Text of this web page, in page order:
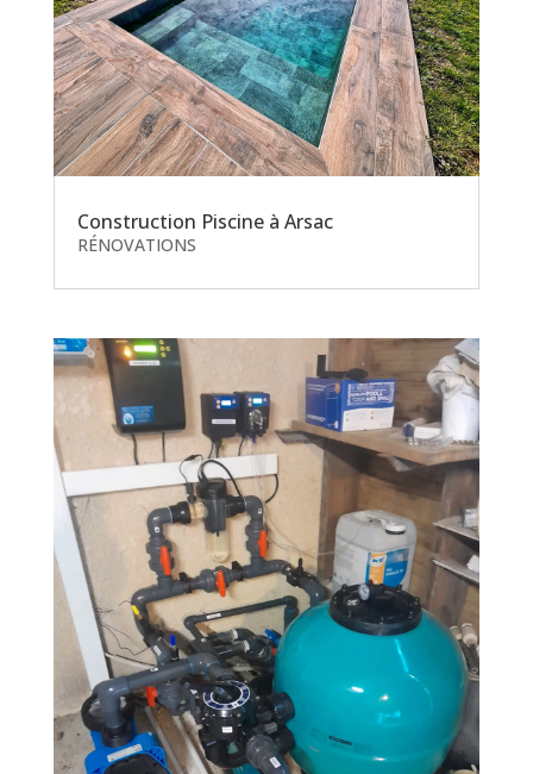
Construction Piscine à Arsac
RÉNOVATIONS